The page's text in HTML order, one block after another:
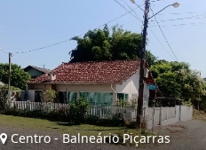
Centro - Balneário Piçarras